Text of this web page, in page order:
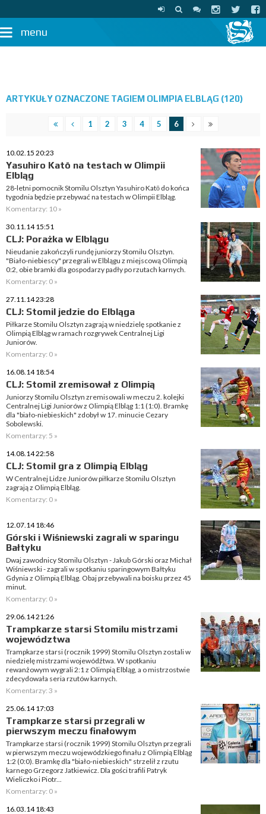
menu
ARTYKUŁY OZNACZONE TAGIEM OLIMPIA ELBLĄG (120)
1 2 3 4 5 6
10.02.15 20:23
Yasuhiro Katō na testach w Olimpii
Elbląg
28-letni pomocnik Stomilu Olsztyn Yasuhiro Katō do końca
tygodnia będzie przebywać na testach w Olimpii Elbląg.
Komentarzy: 10 »
30.11.14 15:51
CLJ: Porażka w Elblągu
Nieudanie zakończyli rundę juniorzy Stomilu Olsztyn.
"Biało-niebiescy" przegrali w Elblągu z miejscową Olimpią
0:2, obie bramki dla gospodarzy padły po rzutach karnych.
Komentarzy: 0 »
27.11.14 23:28
CLJ: Stomil jedzie do Elbląga
Piłkarze Stomilu Olsztyn zagrają w niedzielę spotkanie z
Olimpią Elbląg w ramach rozgrywek Centralnej Ligi
Juniorów.
Komentarzy: 0 »
16.08.14 18:54
CLJ: Stomil zremisował z Olimpią
Juniorzy Stomilu Olsztyn zremisowali w meczu 2. kolejki
Centralnej Ligi Juniorów z Olimpią Elbląg 1:1 (1:0). Bramkę
dla "biało-niebieskich" zdobył w 17. minucie Cezary
Sobolewski.
Komentarzy: 5 »
14.08.14 22:58
CLJ: Stomil gra z Olimpią Elbląg
W Centralnej Lidze Juniorów piłkarze Stomilu Olsztyn
zagrają z Olimpią Elbląg.
Komentarzy: 0 »
12.07.14 18:46
Górski i Wiśniewski zagrali w sparingu
Bałtyku
Dwaj zawodnicy Stomilu Olsztyn - Jakub Górski oraz Michał
Wiśniewski - zagrali w spotkaniu sparingowym Bałtyku
Gdynia z Olimpią Elbląg. Obaj przebywali na boisku przez 45
minut.
Komentarzy: 0 »
29.06.14 21:26
Trampkarze starsi Stomilu mistrzami
województwa
Trampkarze starsi (rocznik 1999) Stomilu Olsztyn zostali w
niedzielę mistrzami wojewódźtwa. W spotkaniu
rewanżowym wygrali 2:1 z Olimpią Elbląg, a o mistrzostwie
zdecydowała seria rzutów karnych.
Komentarzy: 3 »
25.06.14 17:03
Trampkarze starsi przegrali w
pierwszym meczu finałowym
Trampkarze starsi (rocznik 1999) Stomilu Olsztyn przegrali
w pierwszym meczu wojewódzkiego finału z Olimpią Elbląg
1:2 (0:0). Bramkę dla "biało-niebieskich" strzelił z rzutu
karnego Grzegorz Jatkiewicz. Dla gości trafili Patryk
Wieliczko i Piotr...
Komentarzy: 0 »
16.03.14 18:43